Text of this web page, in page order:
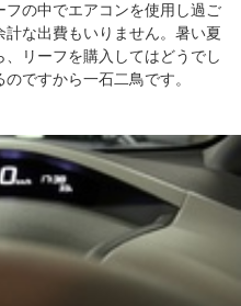
の中でエアコンを使用し過ご
な出費もいりません。暑い夏
リーフを購入してはどうでし
ですから一石二鳥です。